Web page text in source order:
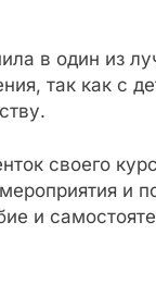
в один из
так как с
своего
и
и